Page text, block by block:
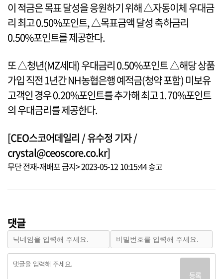
이 적금은 목표 달성을 응원하기 위해 △자동이체 우대금
리 최고 0.50%포인트, △목표금액 달성 축하금리
0.50%포인트를 제공한다.
또 △청년(MZ세대) 우대금리 0.50%포인트 △해당 상품
가입 직전 1년간 NH농협은행 예적금(청약 포함) 미보유
고객인 경우 0.20%포인트를 추가해 최고 1.70%포인트
의 우대금리를 제공한다.
[CEO스코어데일리 / 유수정 기자 /
crystal@ceoscore.co.kr]
무단 전재-재배포 금지> 2023-05-12 10:15:44 송고
댓글
등록